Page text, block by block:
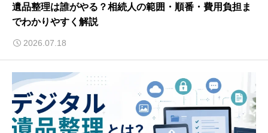
遺品整理は誰がやる？相続人の範囲・順番・費用負担ま
でわかりやすく解説
2026.07.18